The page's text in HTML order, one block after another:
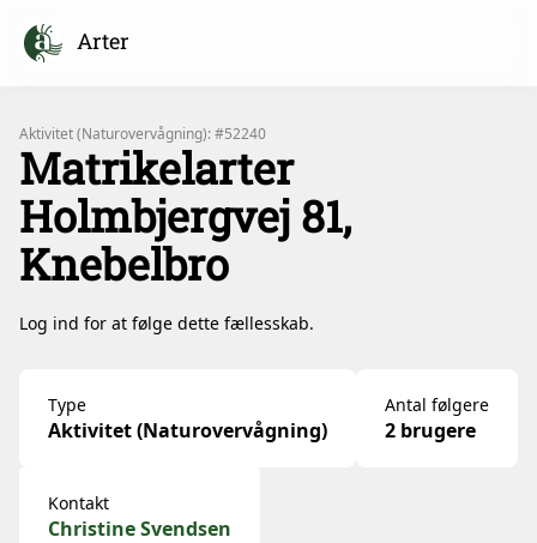
Arter
Aktivitet (Naturovervågning): #52240
Matrikelarter
Holmbjergvej 81,
Knebelbro
Log ind for at følge dette fællesskab.
Type
Aktivitet (Naturovervågning)
Antal følgere
2 brugere
Kontakt
Christine Svendsen